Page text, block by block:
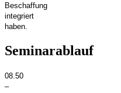
Beschaffung
integriert
haben.
Seminarablauf
08.50
–